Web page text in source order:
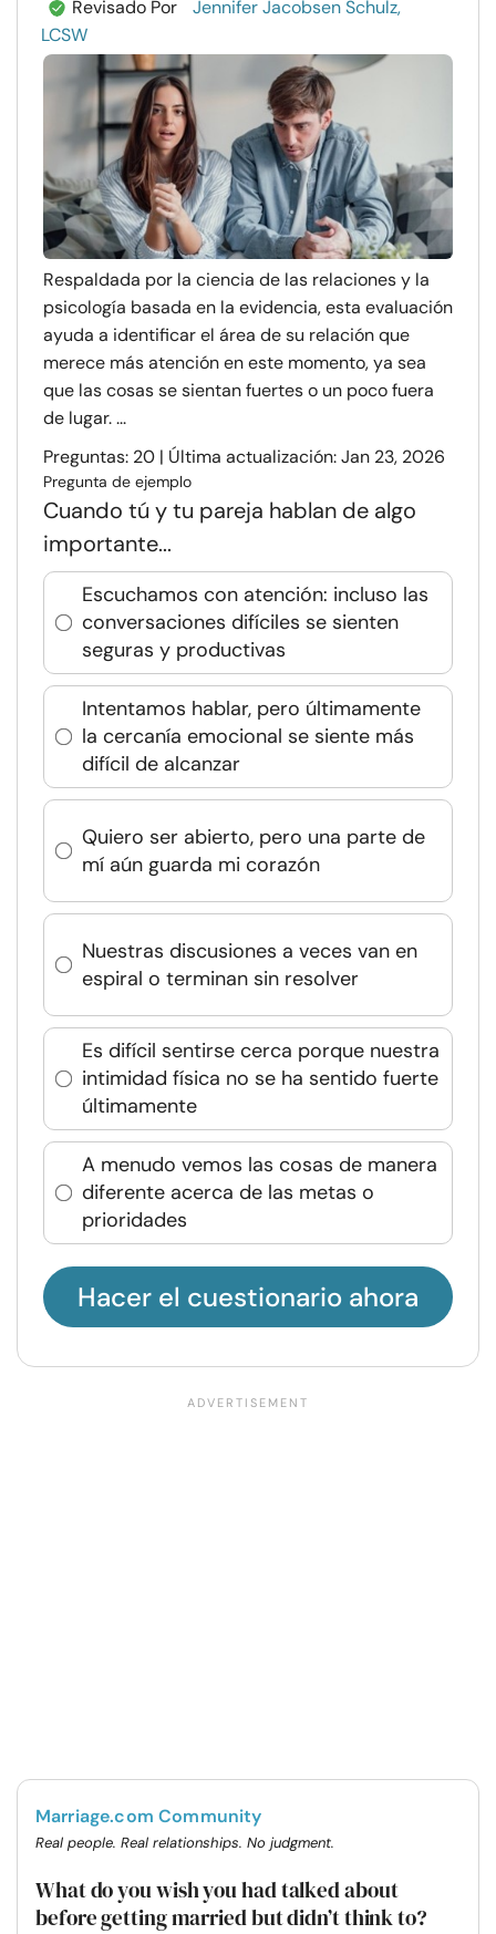
Revisado Por
Jennifer Jacobsen Schulz,
LCSW
Respaldada por la ciencia de las relaciones y la
psicología basada en la evidencia, esta evaluación
ayuda a identificar el área de su relación que
merece más atención en este momento, ya sea
que las cosas se sientan fuertes o un poco fuera
de lugar. ...
Preguntas: 20 | Última actualización: Jan 23, 2026
Pregunta de ejemplo
Cuando tú y tu pareja hablan de algo
importante...
Escuchamos con atención: incluso las
conversaciones difíciles se sienten
seguras y productivas
Intentamos hablar, pero últimamente
la cercanía emocional se siente más
difícil de alcanzar
Quiero ser abierto, pero una parte de
mí aún guarda mi corazón
Nuestras discusiones a veces van en
espiral o terminan sin resolver
Es difícil sentirse cerca porque nuestra
intimidad física no se ha sentido fuerte
últimamente
A menudo vemos las cosas de manera
diferente acerca de las metas o
prioridades
Hacer el cuestionario ahora
Marriage.com Community
Real people. Real relationships. No judgment.
What do you wish you had talked about
before getting married but didn’t think to?